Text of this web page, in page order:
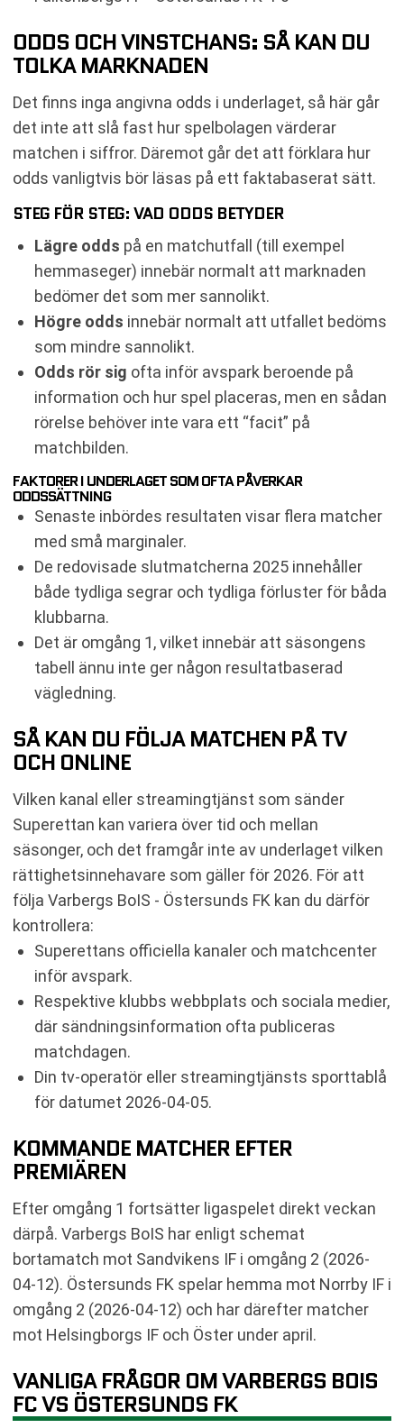
ODDS OCH VINSTCHANS: SÅ KAN DU
TOLKA MARKNADEN
Det finns inga angivna odds i underlaget, så här går
det inte att slå fast hur spelbolagen värderar
matchen i siffror. Däremot går det att förklara hur
odds vanligtvis bör läsas på ett faktabaserat sätt.
STEG FÖR STEG: VAD ODDS BETYDER
Lägre odds på en matchutfall (till exempel
hemmaseger) innebär normalt att marknaden
bedömer det som mer sannolikt.
Högre odds innebär normalt att utfallet bedöms
som mindre sannolikt.
Odds rör sig ofta inför avspark beroende på
information och hur spel placeras, men en sådan
rörelse behöver inte vara ett “facit” på
matchbilden.
FAKTORER I UNDERLAGET SOM OFTA PÅVERKAR
ODDSSÄTTNING
Senaste inbördes resultaten visar flera matcher
med små marginaler.
De redovisade slutmatcherna 2025 innehåller
både tydliga segrar och tydliga förluster för båda
klubbarna.
Det är omgång 1, vilket innebär att säsongens
tabell ännu inte ger någon resultatbaserad
vägledning.
SÅ KAN DU FÖLJA MATCHEN PÅ TV
OCH ONLINE
Vilken kanal eller streamingtjänst som sänder
Superettan kan variera över tid och mellan
säsonger, och det framgår inte av underlaget vilken
rättighetsinnehavare som gäller för 2026. För att
följa Varbergs BoIS - Östersunds FK kan du därför
kontrollera:
Superettans officiella kanaler och matchcenter
inför avspark.
Respektive klubbs webbplats och sociala medier,
där sändningsinformation ofta publiceras
matchdagen.
Din tv-operatör eller streamingtjänsts sporttablå
för datumet 2026-04-05.
KOMMANDE MATCHER EFTER
PREMIÄREN
Efter omgång 1 fortsätter ligaspelet direkt veckan
därpå. Varbergs BoIS har enligt schemat
bortamatch mot Sandvikens IF i omgång 2 (2026-
04-12). Östersunds FK spelar hemma mot Norrby IF i
omgång 2 (2026-04-12) och har därefter matcher
mot Helsingborgs IF och Öster under april.
VANLIGA FRÅGOR OM VARBERGS BOIS
FC VS ÖSTERSUNDS FK